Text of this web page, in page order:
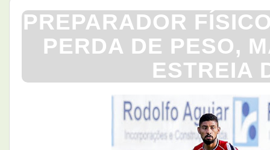
PREPARADOR
PERDA DE PESO,
ESTREIA